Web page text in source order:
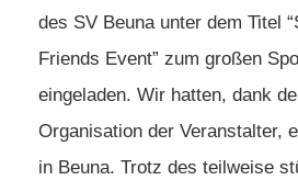
des SV Beuna unter dem Titel
Friends Event” zum großen
eingeladen. Wir hatten, dank
Organisation der Veranstalter,
in Beuna. Trotz des teilweise